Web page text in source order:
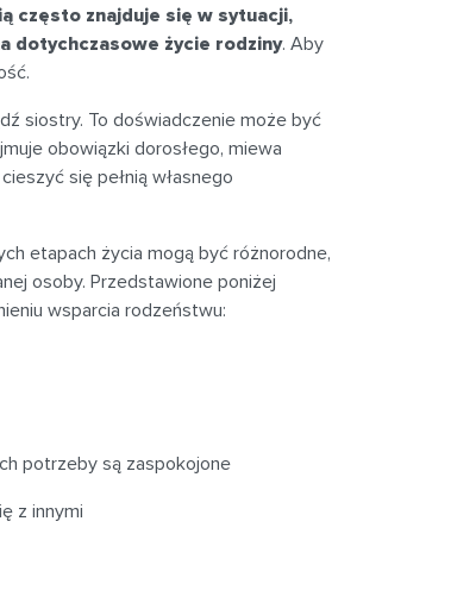
często znajduje się w sytuacji,
dotychczasowe życie rodziny. Aby
siostry. To doświadczenie może być
obowiązki dorosłego, miewa
się pełnią własnego
etapach życia mogą być różnorodne,
osoby. Przedstawione poniżej
wsparcia rodzeństwu:
potrzeby są zaspokojone
z innymi